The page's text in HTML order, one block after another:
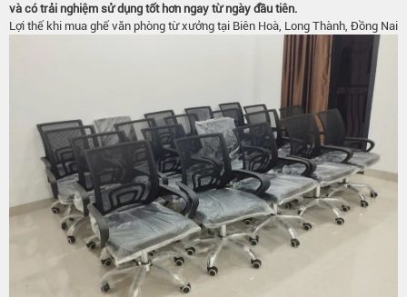
và có trải nghiệm sử dụng tốt hơn ngay từ ngày đầu tiên.
Lợi thế khi mua ghế văn phòng từ xưởng tại Biên Hoà, Long Thành, Đồng Nai